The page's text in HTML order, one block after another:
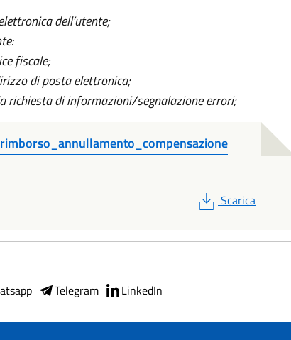
dell’utente;
fiscale;
di posta elettronica;
richiesta di informazioni/segnalazione errori;
PDF
Scarica
Telegram LinkedIn